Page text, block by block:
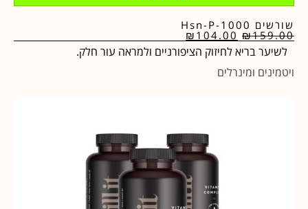
שורשים Hsn-P-1000
₪159.00
₪ 104.00
לשיער בריא לחיזוק הציפורניים ולמראה עור חלק.
ויטמינים ומינרלים